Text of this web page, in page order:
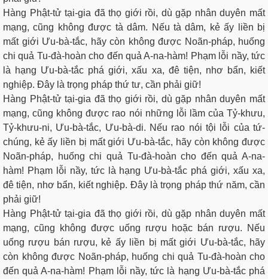
Hàng Phật-tử tại-gia đã thọ giới rồi, dù gặp nhân duyên mất
mạng, cũng không được tà dâm. Nếu tà dâm, kẻ ấy liền bị
mất giới Ưu-bà-tắc, hãy còn không được Noãn-pháp, huống
chi quả Tu-đà-hoàn cho đến quả A-na-hàm! Phạm lỗi nầy, tức
là hạng Ưu-bà-tắc phá giới, xấu xa, đê tiện, nhơ bẩn, kiết
nghiệp. Ðây là trọng pháp thứ tư, cần phải giữ!
Hàng Phật-tử tại-gia đã thọ giới rồi, dù gặp nhân duyên mất
mạng, cũng không được rao nói những lỗi lầm của Tỷ-khưu,
Tỷ-khưu-ni, Ưu-bà-tắc, Ưu-bà-di. Nếu rao nói tội lỗi của tứ-
chúng, kẻ ấy liền bị mất giới Ưu-bà-tắc, hãy còn không được
Noãn-pháp, huống chi quả Tu-đà-hoàn cho đến quả A-na-
hàm! Phạm lỗi nầy, tức là hạng Ưu-bà-tắc phá giới, xấu xa,
đê tiện, nhơ bẩn, kiết nghiệp. Ðây là trọng pháp thứ năm, cần
phải giữ!
Hàng Phật-tử tại-gia đã thọ giới rồi, dù gặp nhân duyên mất
mạng, cũng không được uống rượu hoặc bán rượu. Nếu
uống rượu bán rượu, kẻ ấy liền bị mất giới Ưu-bà-tắc, hãy
còn không được Noãn-pháp, huống chi quả Tu-đà-hoàn cho
đến quả A-na-hàm! Phạm lỗi nầy, tức là hạng Ưu-bà-tắc phá